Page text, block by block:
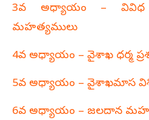
3వ అధ్యాయం –
మహత్యములు
4వ అధ్యాయం – వైశాఖ ధర్మ
5వ అధ్యాయం – వైశాఖమాస
6వ అధ్యాయం – జలదాన